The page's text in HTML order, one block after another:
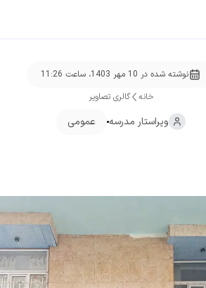
نوشته شده در 10 مهر 1403، ساعت 11:26
خانه
گالری تصاویر
ویراستار مدرسه عمومی